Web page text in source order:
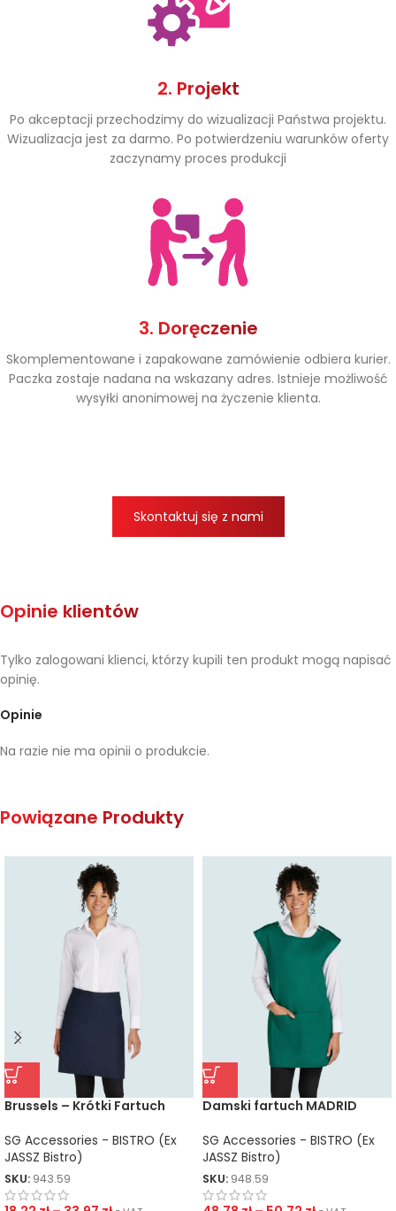
2. Projekt
Po akceptacji przechodzimy do wizualizacji Państwa projektu.
Wizualizacja jest za darmo. Po potwierdzeniu warunków oferty
zaczynamy proces produkcji
3. Doręczenie
Skomplementowane i zapakowane zamówienie odbiera kurier.
Paczka zostaje nadana na wskazany adres. Istnieje możliwość
wysyłki anonimowej na życzenie klienta.
Skontaktuj się z nami
Opinie klientów
Opinie
Na razie nie ma opinii o produkcie.
Tylko zalogowani klienci, którzy kupili ten produkt mogą napisać
opinię.
Powiązane Produkty
Brussels – Krótki Fartuch
SG Accessories - BISTRO (Ex
JASSZ Bistro)
SKU: 943.59
Damski fartuch MADRID
SG Accessories - BISTRO (Ex
JASSZ Bistro)
SKU: 948.59